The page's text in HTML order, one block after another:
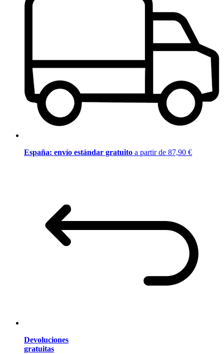
España: envío estándar gratuito a partir de 87,90 €
Devoluciones
gratuitas